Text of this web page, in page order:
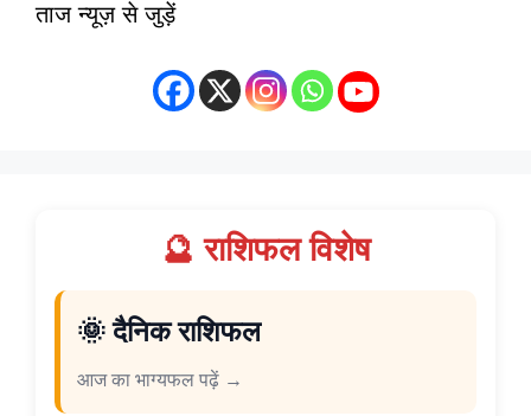
ताज न्यूज़ से जुड़ें
🔮 राशिफल विशेष
🌞 दैनिक राशिफल
आज का भाग्यफल पढ़ें →